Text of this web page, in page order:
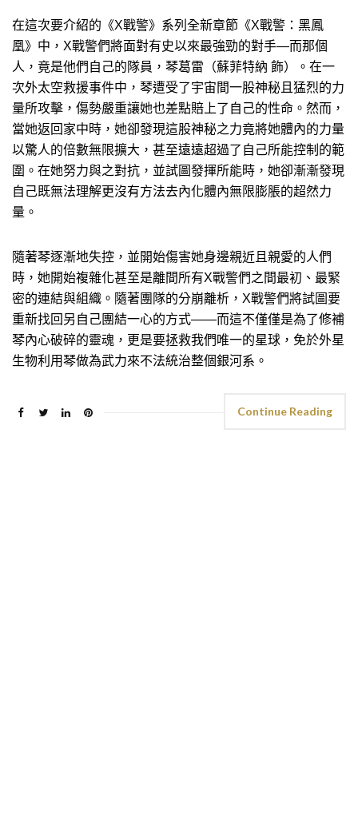
在這次要介紹的《X戰警》系列全新章節《X戰警：黑鳳
凰》中，X戰警們將面對有史以來最強勁的對手—而那個
人，竟是他們自己的隊員，琴葛雷（蘇菲特納 飾）。在一
次外太空救援事件中，琴遭受了宇宙間一股神秘且猛烈的力
量所攻擊，傷勢嚴重讓她也差點賠上了自己的性命。然而，
當她返回家中時，她卻發現這股神秘之力竟將她體內的力量
以驚人的倍數無限擴大，甚至遠遠超過了自己所能控制的範
圍。在她努力與之對抗，並試圖發揮所能時，她卻漸漸發現
自己既無法理解更沒有方法去內化體內無限膨脹的超然力
量。
隨著琴逐漸地失控，並開始傷害她身邊親近且親愛的人們
時，她開始複雜化甚至是離間所有X戰警們之間最初、最緊
密的連結與組織。隨著團隊的分崩離析，X戰警們將試圖要
重新找回另自己團結一心的方式——而這不僅僅是為了修補
琴內心破碎的靈魂，更是要拯救我們唯一的星球，免於外星
生物利用琴做為武力來不法統治整個銀河系。
Continue Reading